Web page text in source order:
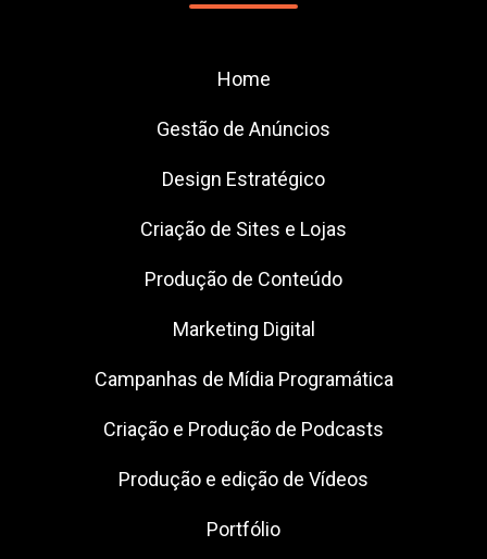
Home
Gestão de Anúncios
Design Estratégico
Criação de Sites e Lojas
Produção de Conteúdo
Marketing Digital
Campanhas de Mídia Programática
Criação e Produção de Podcasts
Produção e edição de Vídeos
Portfólio